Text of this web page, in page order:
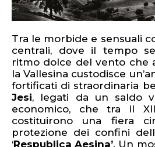
Tra le morbide e sensuali
centrali, dove il tempo
ritmo dolce del vento che
la Vallesina custodisce
fortificati di straordinaria
Jesi, legati da un saldo
economico, che tra il
costituirono una fiera
protezione dei confini
‘Respublica Aesina’. Un